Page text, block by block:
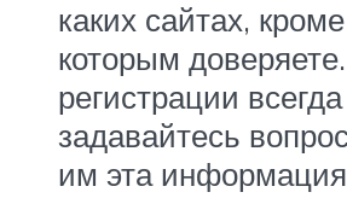
каких сайтах,
которым
регистрации всегда
задавайтесь
им эта